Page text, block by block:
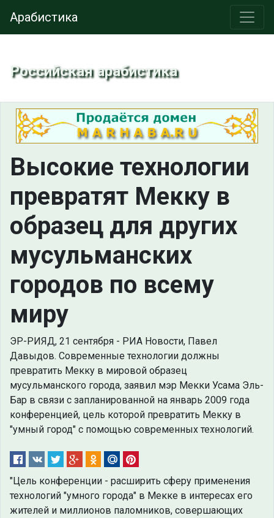
Арабистика
Российская арабистика
Высокие технологии
превратят Мекку в
образец для других
мусульманских
городов по всему
миру
ЭР-РИЯД, 21 сентября - РИА Новости, Павел
Давыдов. Современные технологии должны
превратить Мекку в мировой образец
мусульманского города, заявил мэр Мекки Усама Эль-
Бар в связи с запланированной на январь 2009 года
конференцией, цель которой превратить Мекку в
"умный город" с помощью современных технологий.
"Цель конференции - расширить сферу применения
технологий "умного города" в Мекке в интересах его
жителей и миллионов паломников, совершающих